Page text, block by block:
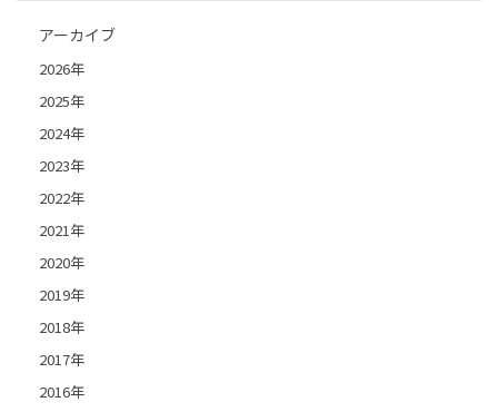
アーカイブ
2026年
2025年
2024年
2023年
2022年
2021年
2020年
2019年
2018年
2017年
2016年